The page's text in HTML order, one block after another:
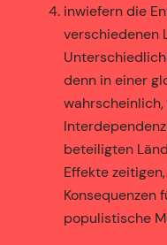
inwiefern die
verschiedenen
denn in einer
beteiligten
Effekte
Konsequenzen
populistische